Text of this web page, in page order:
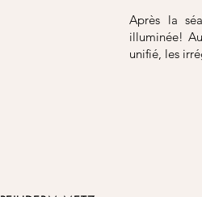
Après la
illuminée!
unifié, les